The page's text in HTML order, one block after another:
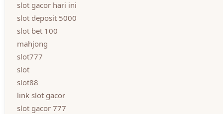
slot gacor hari ini
slot deposit 5000
slot bet 100
mahjong
slot777
slot
slot88
link slot gacor
slot gacor 777